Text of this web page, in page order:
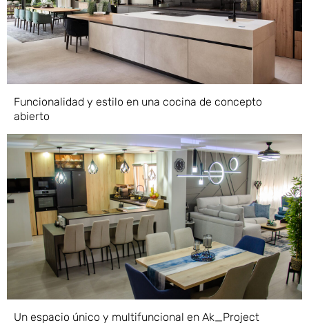
Funcionalidad y estilo en una cocina de concepto
abierto
Un espacio único y multifuncional en Ak_Project